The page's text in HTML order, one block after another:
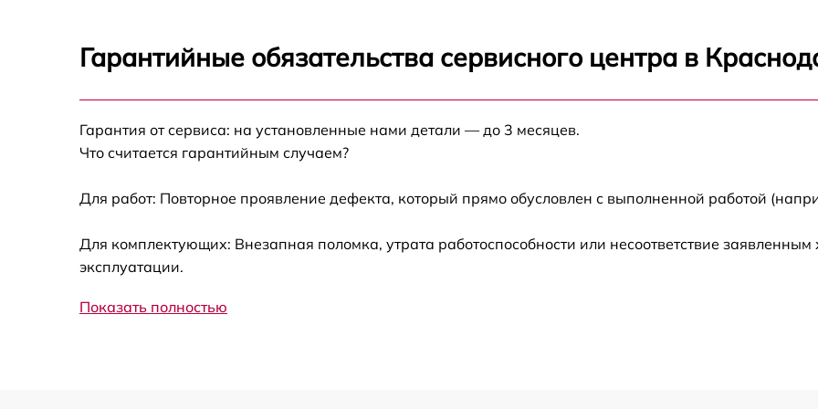
Чистка токопроводящих резинок механизма
клавиш Yamaha CLP-785PE
клавиш Yamaha CLP-785PE
Yamaha CLP-785PE
от 60 мин
Ремонт внутренних динамиков Yamaha CLP-
Гарантийные обязательства сервисного центра в
Гарантия от сервиса: на установленные нами детали — до 3 месяцев.
Что считается гарантийным случаем?
Для работ: Повторное проявление дефекта, который прямо обусловлен с выполненной работой
Для комплектующих: Внезапная поломка, утрата работоспособности или несоответствие
эксплуатации.
Показать полностью